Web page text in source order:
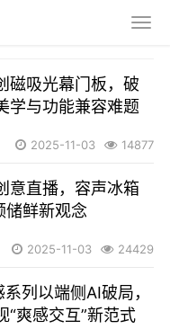
磁吸光幕门板，破
学与功能兼容难题
2025-11-03 14877
意直播，容声冰箱
储鲜新观念
2025-11-03 24429
列以端侧AI破局，
“爽感交互”新范式